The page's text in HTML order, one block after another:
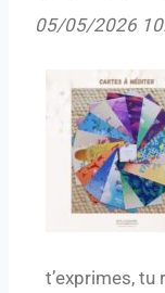
05/05/2026
t’exprimes,